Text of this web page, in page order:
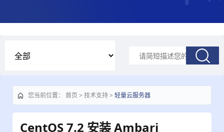
您当前位置： 首页 > 技术支持> 轻量云服务器
CentOS 7.2 安装 Ambari